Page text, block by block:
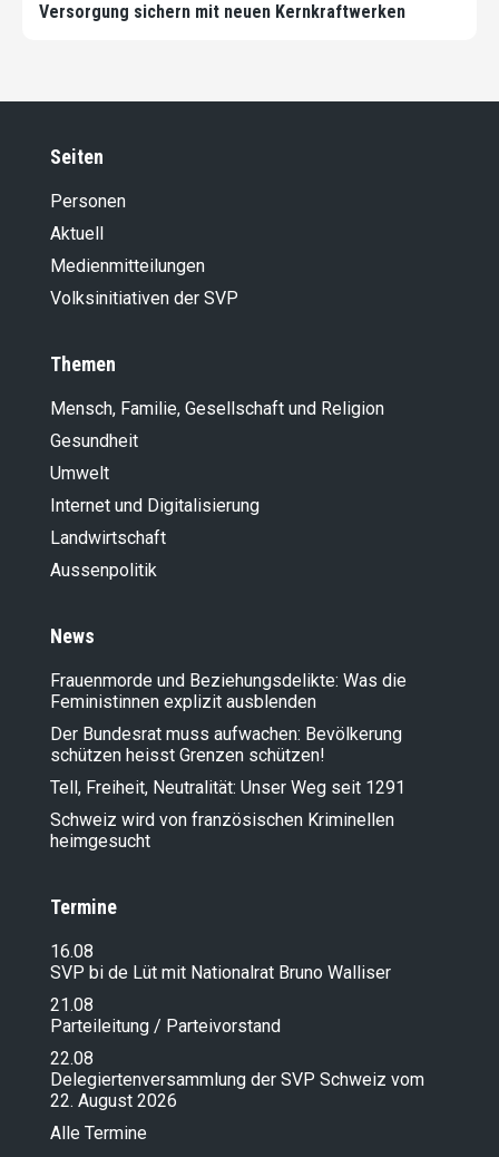
Versorgung sichern mit neuen Kernkraftwerken
Seiten
Personen
Aktuell
Medienmitteilungen
Volksinitiativen der SVP
Themen
Mensch, Familie, Gesellschaft und Religion
Gesundheit
Umwelt
Internet und Digitalisierung
Landwirt­schaft
Aussenpolitik
News
Frauenmorde und Beziehungsdelikte: Was die
Feministinnen explizit ausblenden
Der Bundesrat muss aufwachen: Bevölkerung
schützen heisst Grenzen schützen!
Tell, Freiheit, Neutralität: Unser Weg seit 1291
Schweiz wird von französischen Kriminellen
heimgesucht
Termine
16.08
SVP bi de Lüt mit Nationalrat Bruno Walliser
21.08
Parteileitung / Parteivorstand
22.08
Delegiertenversammlung der SVP Schweiz vom
22. August 2026
Alle Termine